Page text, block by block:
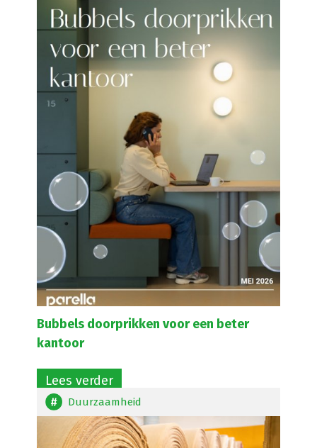
Bubbels doorprikken voor een beter
kantoor
Lees verder
Duurzaamheid